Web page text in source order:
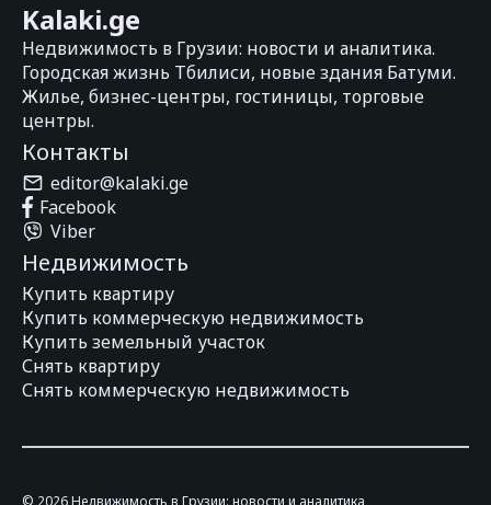
Kalaki.ge
Недвижимость в Грузии: новости и аналитика.
Городская жизнь Тбилиси, новые здания Батуми.
Жилье, бизнес-центры, гостиницы, торговые
центры.
Контакты
editor@kalaki.ge
Facebook
Viber
Недвижимость
Купить квартиру
Купить коммерческую недвижимость
Купить земельный участок
Снять квартиру
Снять коммерческую недвижимость
© 2026 Недвижимость в Грузии: новости и аналитика